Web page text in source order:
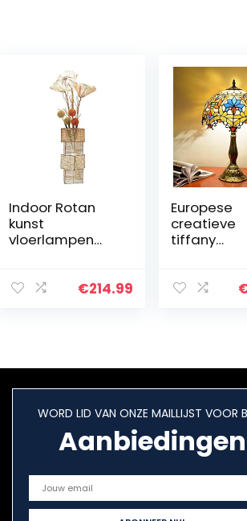
Indoor Rotan
kunst
vloerlampen
verjaardag
€214.99
Europese
creatieve
tiffany
WORD LID VAN ONZE MAILLIJST VOOR
Aanbiedingen